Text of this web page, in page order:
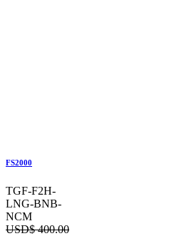
FS2000
TGF-F2H-
LNG-BNB-
NCM
USD$400.00